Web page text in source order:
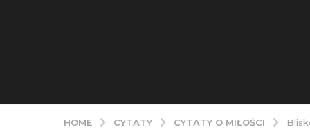
HOME CYTATY CYTATY O MIŁOŚCI